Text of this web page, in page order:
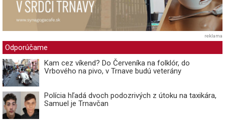
reklama
Odporúčame
Kam cez víkend? Do Červeníka na folklór, do
Vrbového na pivo, v Trnave budú veterány
Polícia hľadá dvoch podozrivých z útoku na taxikára,
Samuel je Trnavčan